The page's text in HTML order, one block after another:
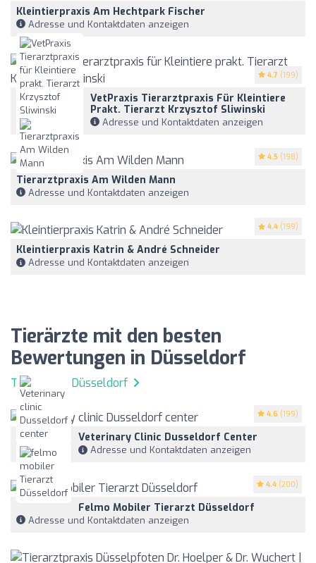
Kleintierpraxis Am Hechtpark Fischer
Adresse und Kontaktdaten anzeigen
4.7 (199)
VetPraxis Tierarztpraxis Für Kleintiere
Prakt. Tierarzt Krzysztof Sliwinski
Adresse und Kontaktdaten anzeigen
4.5 (198)
Tierarztpraxis Am Wilden Mann
Adresse und Kontaktdaten anzeigen
4.4 (199)
Kleintierpraxis Katrin & André Schneider
Adresse und Kontaktdaten anzeigen
Tierärzte mit den besten
Bewertungen in Düsseldorf
Tierärzte in Düsseldorf
4.6 (199)
Veterinary Clinic Dusseldorf Center
Adresse und Kontaktdaten anzeigen
4.4 (200)
Felmo Mobiler Tierarzt Düsseldorf
Adresse und Kontaktdaten anzeigen